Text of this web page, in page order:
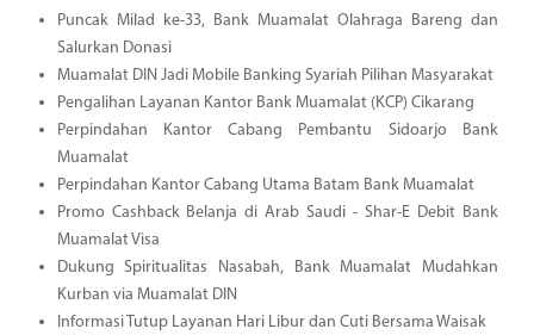
Puncak Milad ke-33, Bank Muamalat Olahraga Bareng dan
Salurkan Donasi
Muamalat DIN Jadi Mobile Banking Syariah Pilihan Masyarakat
Pengalihan Layanan Kantor Bank Muamalat (KCP) Cikarang
Perpindahan Kantor Cabang Pembantu Sidoarjo Bank
Muamalat
Perpindahan Kantor Cabang Utama Batam Bank Muamalat
Promo Cashback Belanja di Arab Saudi - Shar-E Debit Bank
Muamalat Visa
Dukung Spiritualitas Nasabah, Bank Muamalat Mudahkan
Kurban via Muamalat DIN
Informasi Tutup Layanan Hari Libur dan Cuti Bersama Waisak